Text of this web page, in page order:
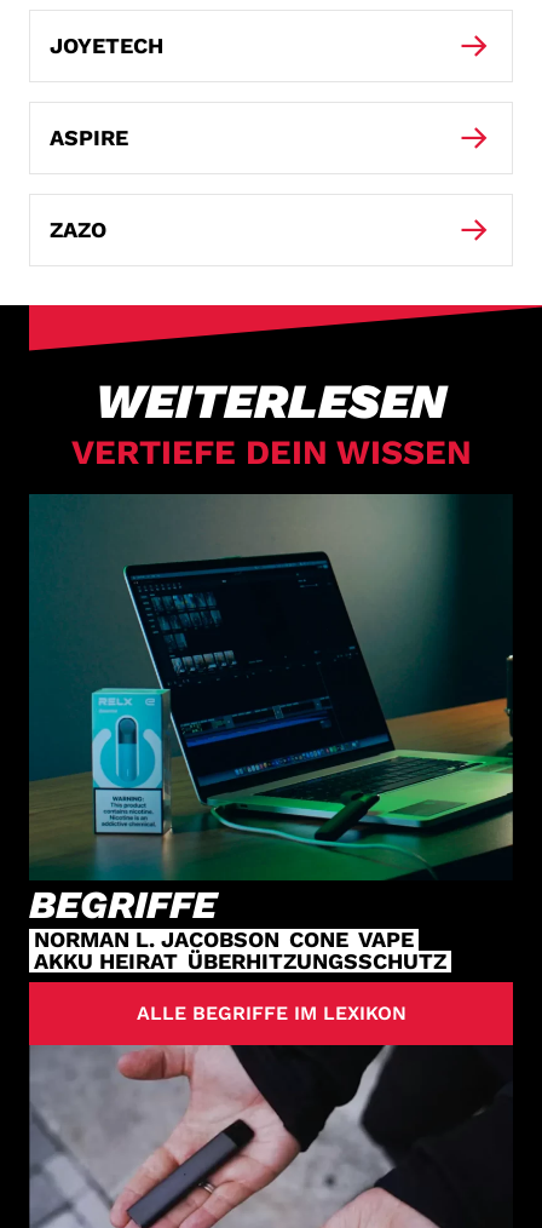
JOYETECH
ASPIRE
ZAZO
WEITERLESEN
VERTIEFE DEIN WISSEN
BEGRIFFE
NORMAN L. JACOBSON CONE VAPE
AKKU HEIRAT ÜBERHITZUNGSSCHUTZ
ALLE BEGRIFFE IM LEXIKON